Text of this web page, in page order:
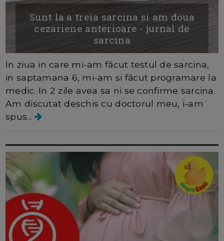
Sunt la a treia sarcina si am doua
cezariene anterioare - jurnal de
sarcina
In ziua in care mi-am făcut testul de sarcina,
in saptamana 6, mi-am si făcut programare la
medic. In 2 zile avea sa ni se confirme sarcina.
Am discutat deschis cu doctorul meu, i-am
spus...